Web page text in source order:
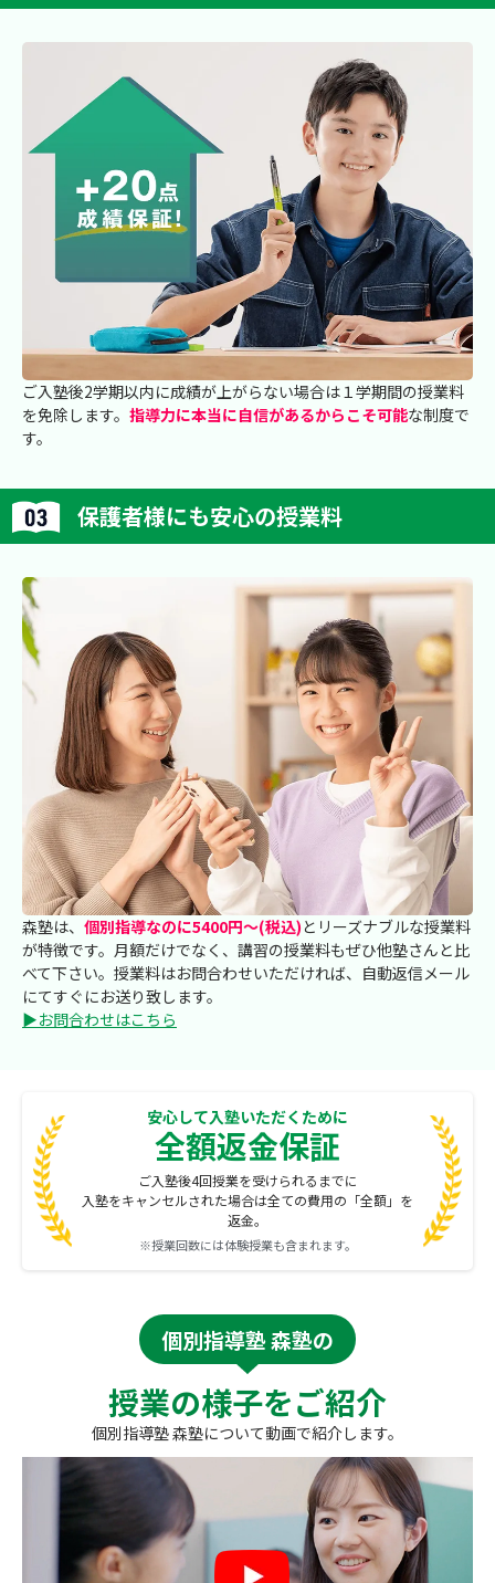
ご入塾後2学期以内に成績が上がらない場合は１学期間の授業料
を免除します。 指導力に本当に自信があるからこそ可能な制度で
す。
保護者様にも安心の授業料
森塾は、 個別指導なのに5400円～(税込)とリーズナブルな授業料
が特徴です。月額だけでなく、講習の授業料もぜひ他塾さんと比
べて下さい。授業料はお問合わせいただければ、自動返信メール
にてすぐにお送り致します。
▶お問合わせはこちら
安心して入塾いただくために
全額返金保証
ご入塾後4回授業を受けられるまでに
入塾をキャンセルされた場合は全ての費用の「全額」を
返金。
※授業回数には体験授業も含まれます。
個別指導塾 森塾の
授業の様子をご紹介
個別指導塾 森塾について動画で紹介します。